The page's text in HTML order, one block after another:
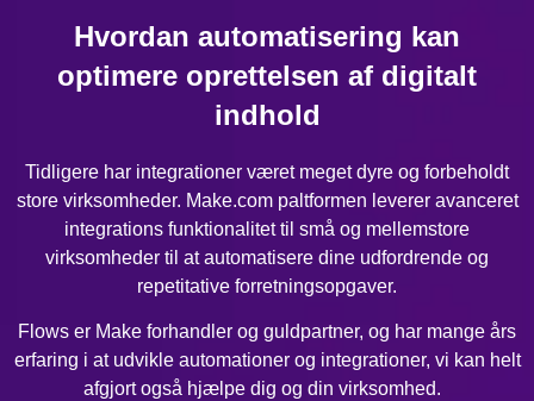
Hvordan automatisering kan
optimere oprettelsen af digitalt
indhold
Tidligere har integrationer været meget dyre og forbeholdt
store virksomheder. Make.com paltformen leverer avanceret
integrations funktionalitet til små og mellemstore
virksomheder til at automatisere dine udfordrende og
repetitative forretningsopgaver.
Flows er Make forhandler og guldpartner, og har mange års
erfaring i at udvikle automationer og integrationer, vi kan helt
afgjort også hjælpe dig og din virksomhed.